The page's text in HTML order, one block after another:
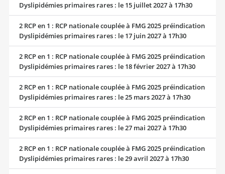
Dyslipidémies primaires rares : le 15 juillet 2027 à 17h30
2 RCP en 1 : RCP nationale couplée à FMG 2025 préindication
Dyslipidémies primaires rares : le 17 juin 2027 à 17h30
2 RCP en 1 : RCP nationale couplée à FMG 2025 préindication
Dyslipidémies primaires rares : le 18 février 2027 à 17h30
2 RCP en 1 : RCP nationale couplée à FMG 2025 préindication
Dyslipidémies primaires rares : le 25 mars 2027 à 17h30
2 RCP en 1 : RCP nationale couplée à FMG 2025 préindication
Dyslipidémies primaires rares : le 27 mai 2027 à 17h30
2 RCP en 1 : RCP nationale couplée à FMG 2025 préindication
Dyslipidémies primaires rares : le 29 avril 2027 à 17h30